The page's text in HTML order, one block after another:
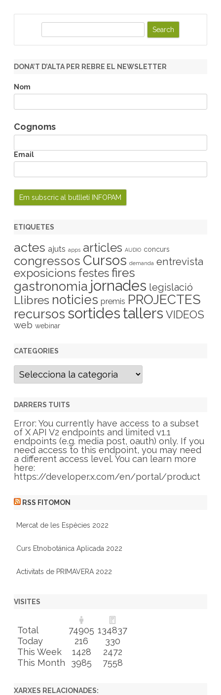
r
h
DONA’T D’ALTA PER REBRE EL NEWSLETTER
Nom
Cognoms
Email
ETIQUETES
actes ajuts apps articles AUDIO concurs
congressos Cursos demanda entrevista
exposicions festesfires
gastronomia jornades legislació
Llibres noticies premis PROJECTES
recursos sortides tallers VIDEOS
web webinar
CATEGORIES
C
t
g
r
i
e
s
DARRERS TUITS
Error: You currently have access to a subset
of X API V2 endpoints and limited v1.1
endpoints (e.g. media post, oauth) only. If you
need access to this endpoint, you may need
a different access level. You can learn more
here:
https://developer.x.com/en/portal/product
RSS FITOMON
Mercat de les Espècies 2022
Curs Etnobotánica Aplicada 2022
Activitats de PRIMAVERA 2022
VISITES
Total 74905 134837
Today
216
330
This Week
1428
2472
This Month
3985 7558
XARXES RELACIONADES: